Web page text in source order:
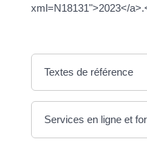
xml=N18131">2023</
Textes de référence
Services en ligne et